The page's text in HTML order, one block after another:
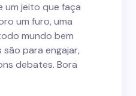
um jeito que faça
um furo, uma
mundo bem
para engajar,
debates. Bora